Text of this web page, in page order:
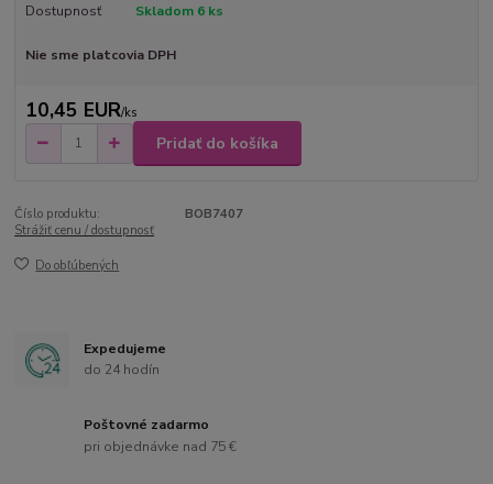
Dostupnosť Skladom 6 ks
Nie sme platcovia DPH
10,45 EUR/ks
Pridať do košíka
Číslo produktu:
BOB7407
Strážiť cenu / dostupnosť
Do obľúbených
Expedujeme
do 24 hodín
Poštovné zadarmo
pri objednávke nad 75 €